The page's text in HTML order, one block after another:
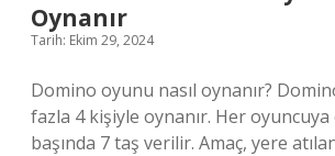
Oynanır
Tarih: Ekim 29, 2024
Domino oyunu nasıl oynanır?
fazla 4 kişiyle oynanır. Her
başında 7 taş verilir. Amaç, yere